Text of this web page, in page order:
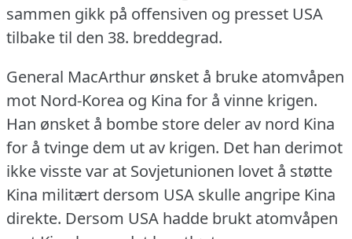
sammen gikk på offensiven og presset USA
tilbake til den 38. breddegrad.
General MacArthur ønsket å bruke atomvåpen
mot Nord-Korea og Kina for å vinne krigen.
Han ønsket å bombe store deler av nord Kina
for å tvinge dem ut av krigen. Det han derimot
ikke visste var at Sovjetunionen lovet å støtte
Kina militært dersom USA skulle angripe Kina
direkte. Dersom USA hadde brukt atomvåpen